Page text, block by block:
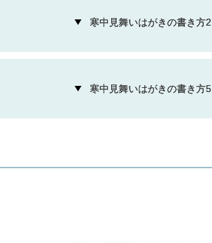
寒中見舞いはがきの書き方2
寒中見舞いはがきの書き方5